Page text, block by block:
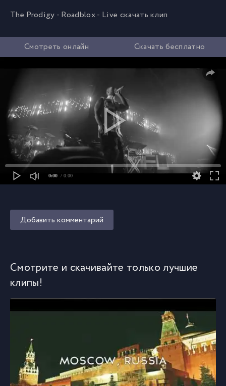
The Prodigy - Roadblox - Live скачать клип
Смотреть онлайн Скачать бесплатно
0:00 / 0:00
Добавить комментарий
Смотрите и скачивайте только лучшие
клипы!